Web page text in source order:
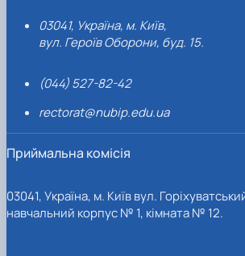
03041, Україна, м. Київ,
вул. Героїв Оборони, буд. 15.
(044) 527-82-42
rectorat@nubip.edu.ua
Приймальна комісія
03041, Україна, м. Київ вул.
навчальний корпус № 1, кімната № 12.